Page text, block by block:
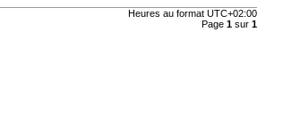
Heures au format UTC+02:00
Page 1sur 1